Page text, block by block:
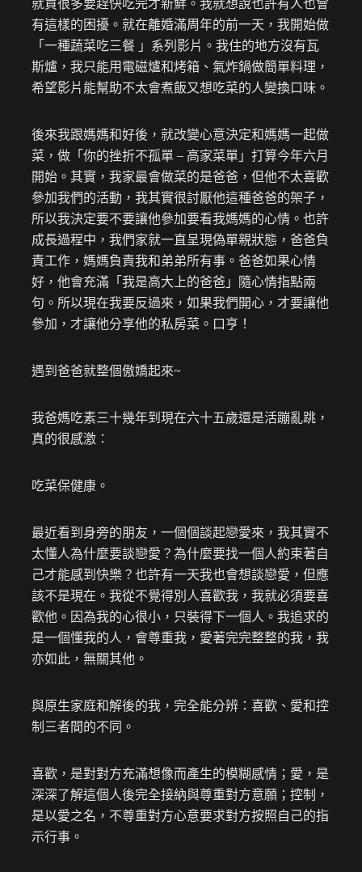
就買很多要趕快吃完才新鮮。我就想說也許有人也會
有這樣的困擾。就在離婚滿周年的前一天，我開始做
「一種蔬菜吃三餐 」系列影片。我住的地方沒有瓦
斯爐，我只能用電磁爐和烤箱、氣炸鍋做簡單料理，
希望影片能幫助不太會煮飯又想吃菜的人變換口味。
後來我跟媽媽和好後，就改變心意決定和媽媽一起做
菜，做「你的挫折不孤單 – 高家菜單」打算今年六月
開始。其實，我家最會做菜的是爸爸，但他不太喜歡
參加我們的活動，我其實很討厭他這種爸爸的架子，
所以我決定要不要讓他參加要看我媽媽的心情。也許
成長過程中，我們家就一直呈現偽單親狀態，爸爸負
責工作，媽媽負責我和弟弟所有事。爸爸如果心情
好，他會充滿「我是高大上的爸爸」隨心情指點兩
句。所以現在我要反過來，如果我們開心，才要讓他
參加，才讓他分享他的私房菜。口亨！
遇到爸爸就整個傲嬌起來~
我爸媽吃素三十幾年到現在六十五歲還是活蹦亂跳，
真的很感激：
吃菜保健康。
最近看到身旁的朋友，一個個談起戀愛來，我其實不
太懂人為什麼要談戀愛？為什麼要找一個人約束著自
己才能感到快樂？也許有一天我也會想談戀愛，但應
該不是現在。我從不覺得別人喜歡我，我就必須要喜
歡他。因為我的心很小，只裝得下一個人。我追求的
是一個懂我的人，會尊重我，愛著完完整整的我，我
亦如此，無關其他。
與原生家庭和解後的我，完全能分辨：喜歡、愛和控
制三者間的不同。
喜歡，是對對方充滿想像而產生的模糊感情；愛，是
深深了解這個人後完全接納與尊重對方意願；控制，
是以愛之名，不尊重對方心意要求對方按照自己的指
示行事。